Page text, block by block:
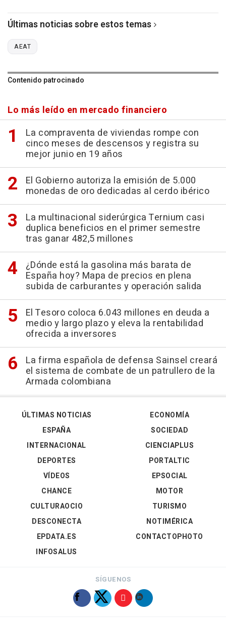
Últimas noticias sobre estos temas
AEAT
Contenido patrocinado
Lo más leído en mercado financiero
La compraventa de viviendas rompe con
cinco meses de descensos y registra su
mejor junio en 19 años
El Gobierno autoriza la emisión de 5.000
monedas de oro dedicadas al cerdo ibérico
La multinacional siderúrgica Ternium casi
duplica beneficios en el primer semestre
tras ganar 482,5 millones
¿Dónde está la gasolina más barata de
España hoy? Mapa de precios en plena
subida de carburantes y operación salida
El Tesoro coloca 6.043 millones en deuda a
medio y largo plazo y eleva la rentabilidad
ofrecida a inversores
La firma española de defensa Sainsel creará
el sistema de combate de un patrullero de la
Armada colombiana
ÚLTIMAS NOTICIAS
ESPAÑA
INTERNACIONAL
DEPORTES
VÍDEOS
ECONOMÍA
SOCIEDAD
CIENCIAPLUS
PORTALTIC
EPSOCIAL
CHANCE
CULTURAOCIO
DESCONECTA
EPDATA.ES
INFOSALUS
MOTOR
TURISMO
NOTIMÉRICA
CONTACTOPHOTO
SÍGUENOS